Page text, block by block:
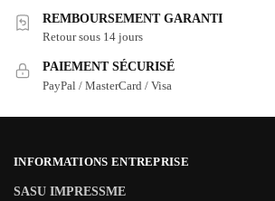
REMBOURSEMENT GARANTI
Retour sous 14 jours
PAIEMENT SÉCURISÉ
PayPal / MasterCard / Visa
INFORMATIONS ENTREPRISE
SASU IMPRESSME